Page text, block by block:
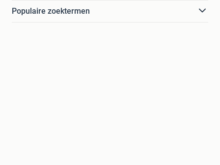
Populaire zoektermen